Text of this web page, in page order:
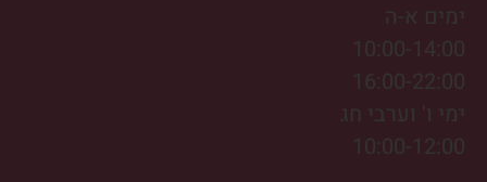
ימים א-ה
10:00-14:00
16:00-22:00
ימי ו' וערבי חג
10:00-12:00